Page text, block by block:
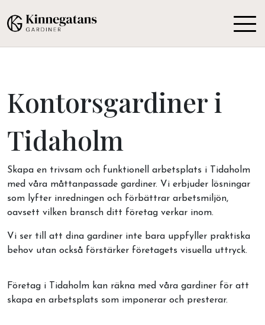
Kontorsgardiner i
Tidaholm
Skapa en trivsam och funktionell arbetsplats i Tidaholm
med våra måttanpassade gardiner. Vi erbjuder lösningar
som lyfter inredningen och förbättrar arbetsmiljön,
oavsett vilken bransch ditt företag verkar inom.
Vi ser till att dina gardiner inte bara uppfyller praktiska
behov utan också förstärker företagets visuella uttryck.
Företag i Tidaholm kan räkna med våra gardiner för att
skapa en arbetsplats som imponerar och presterar.